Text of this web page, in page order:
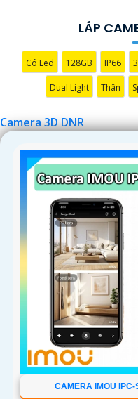
LẮP
Có Led 128GB IP66
Dual Light Thân
Camera 3D DNR
CAMERA IMOU